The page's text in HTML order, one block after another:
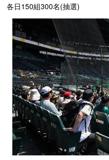
各日150組300名(抽選)